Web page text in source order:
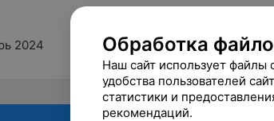
2024 Обработка
Наш сайт использует файлы
удобства пользователей
статистики и
рекомендаций.